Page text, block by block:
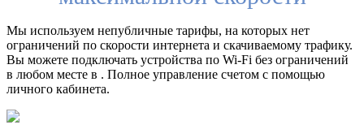
Мы используем непубличные тарифы, на которых нет
ограничений по скорости интернета и скачиваемому трафику.
Вы можете подключать устройства по Wi-Fi без ограничений
в любом месте в . Полное управление счетом с помощью
личного кабинета.